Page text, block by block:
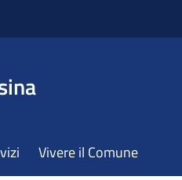
Vivere il Comune